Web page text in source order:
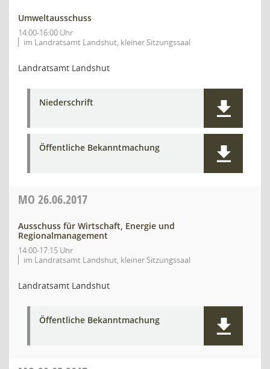
Umweltausschuss
14:00-16:00 Uhr
im Landratsamt Landshut, kleiner Sitzungssaal
Landratsamt Landshut
Niederschrift
Öffentliche Bekanntmachung
MO 26.06.2017
Ausschuss für Wirtschaft, Energie und
Regionalmanagement
14:00-17:15 Uhr
im Landratsamt Landshut, kleiner Sitzungssaal
Landratsamt Landshut
Öffentliche Bekanntmachung